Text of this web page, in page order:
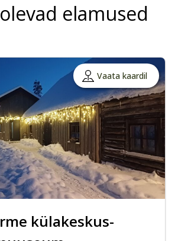
elamused
Vaata kaardil
külakeskus-